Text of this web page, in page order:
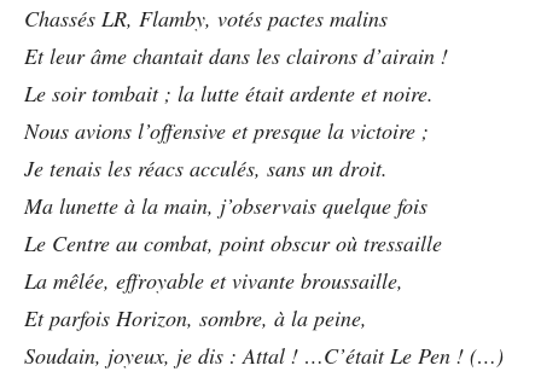
Chassés LR, Flamby, votés pactes malins
Et leur âme chantait dans les clairons d’airain !
Le soir tombait ; la lutte était ardente et noire.
Nous avions l’offensive et presque la victoire ;
Je tenais les réacs acculés, sans un droit.
Ma lunette à la main, j’observais quelque fois
Le Centre au combat, point obscur où tressaille
La mêlée, effroyable et vivante broussaille,
Et parfois Horizon, sombre, à la peine,
Soudain, joyeux, je dis : Attal ! …C’était Le Pen ! (…)